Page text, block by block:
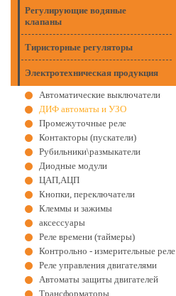
Регулирующие водяные
клапаны
Тиристорные регуляторы
Электротехническая продукция
Автоматические выключатели
ДИФ автоматы и УЗО
Промежуточные реле
Контакторы (пускатели)
Рубильники\размыкатели
Диодные модули
ЦАП,АЦП
Кнопки, переключатели
Клеммы и зажимы
аксессуары
Реле времени (таймеры)
Контрольно - измерительные реле
Реле управления двигателями
Автоматы защиты двигателей
Трансформаторы